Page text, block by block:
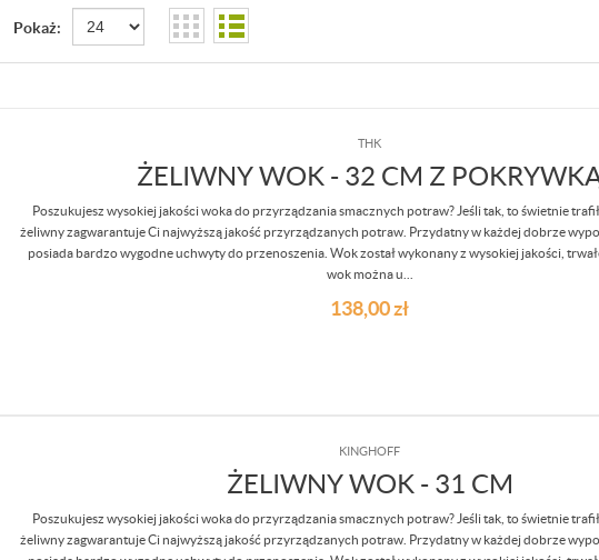
Pokaż:
THK
ŻELIWNY WOK - 32 CM Z
Poszukujesz wysokiej jakości woka do przyrządzania smacznych potraw? Jeśli tak, to świetnie
żeliwny zagwarantuje Ci najwyższą jakość przyrządzanych potraw. Przydatny w każdej dobrze
posiada bardzo wygodne uchwyty do przenoszenia. Wok został wykonany z wysokiej jakości,
wok można u...
138,00zł
KINGHOFF
ŻELIWNY WOK - 31 CM
Poszukujesz wysokiej jakości woka do przyrządzania smacznych potraw? Jeśli tak, to świetnie
żeliwny zagwarantuje Ci najwyższą jakość przyrządzanych potraw. Przydatny w każdej dobrze